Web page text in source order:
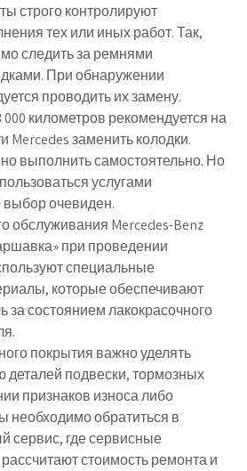
строго контролируют
тех или иных работ. Так,
следить за ремнями
При обнаружении
проводить их замену.
километров рекомендуется на
Mercedes заменить колодки.
выполнить самостоятельно. Но
услугами
очевиден.
обслуживания Mercedes-Benz
при проведении
специальные
которые обеспечивают
за состоянием лакокрасочного
покрытия важно уделять
деталей подвески, тормозных
признаков износа либо
необходимо обратиться в
сервис, где сервисные
стоимость ремонта и